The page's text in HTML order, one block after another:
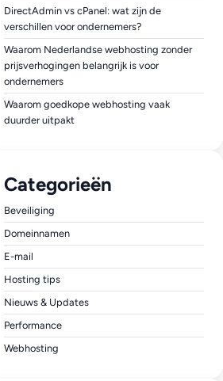
DirectAdmin vs cPanel: wat zijn de
verschillen voor ondernemers?
Waarom Nederlandse webhosting zonder
prijsverhogingen belangrijk is voor
ondernemers
Waarom goedkope webhosting vaak
duurder uitpakt
Categorieën
Beveiliging
Domeinnamen
E-mail
Hosting tips
Nieuws & Updates
Performance
Webhosting